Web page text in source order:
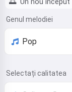
🌅 Un nou început
Genul melodiei
Selectați calitatea